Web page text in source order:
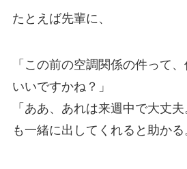
たとえば先輩に、
「この前の空調関係の件って
いいですかね？」
「ああ、あれは来週中で大丈
も一緒に出してくれると助かる